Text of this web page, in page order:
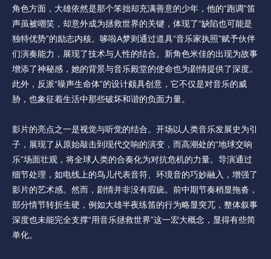
角色方面，大雄依然是那个笨拙却充满善意的少年，他的“跑调”笛
声虽被嘲笑，却意外成为拯救世界的关键，体现了“缺陷也可能是
独特优势”的励志内核。哆啦A梦则通过道具“音乐家执照”赋予伙伴
们演奏能力，展现了技术与人性的结合。新角色米佳的出现为故事
增添了神秘感，她的背景与音乐殿堂的使命也为剧情提供了深度。
此外，反派“噪声生命体”的设计颇具创意，它不仅是对音乐的威
胁，也象征着生活中那些破坏和谐的负面力量。
影片的亮点之一是视觉与听觉的结合。开场以人类音乐发展史为引
子，展现了从原始敲击到现代交响的演变，而高潮处的“地球交响
乐”场面壮观，将全球人类的合奏化为对抗危机的力量。导演通过
细节处理，如电线上的鸟儿代表音符、环境音的巧妙融入，增强了
影片的艺术感。然而，剧情并非没有瑕疵。前中期节奏稍显拖沓，
部分情节转折生硬，例如大雄半夜练笛的行为略显突兀，整体叙事
深度也未能完全支撑“用音乐拯救世界”这一宏大概念，显得有些简
单化。